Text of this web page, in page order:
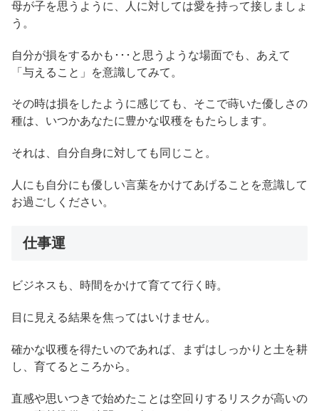
母が子を思うように、人に対しては愛を持って接しましょ
う。
自分が損をするかも･･･と思うような場面でも、あえて
「与えること」を意識してみて。
その時は損をしたように感じても、そこで蒔いた優しさの
種は、いつかあなたに豊かな収穫をもたらします。
それは、自分自身に対しても同じこと。
人にも自分にも優しい言葉をかけてあげることを意識して
お過ごしください。
仕事運
ビジネスも、時間をかけて育てて行く時。
目に見える結果を焦ってはいけません。
確かな収穫を得たいのであれば、まずはしっかりと土を耕
し、育てるところから。
直感や思いつきで始めたことは空回りするリスクが高いの